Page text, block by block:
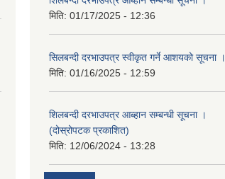
मिति: 01/17/2025 - 12:36
सिलबन्दी दरभाउपत्र स्वीकृत गर्ने आशयको सूचना ।
मिति: 01/16/2025 - 12:59
शिलबन्दी दरभाउपत्र आब्हान सम्बन्धी सूचना ।
(दोस्रोपटक प्रकाशित)
मिति: 12/06/2024 - 13:28